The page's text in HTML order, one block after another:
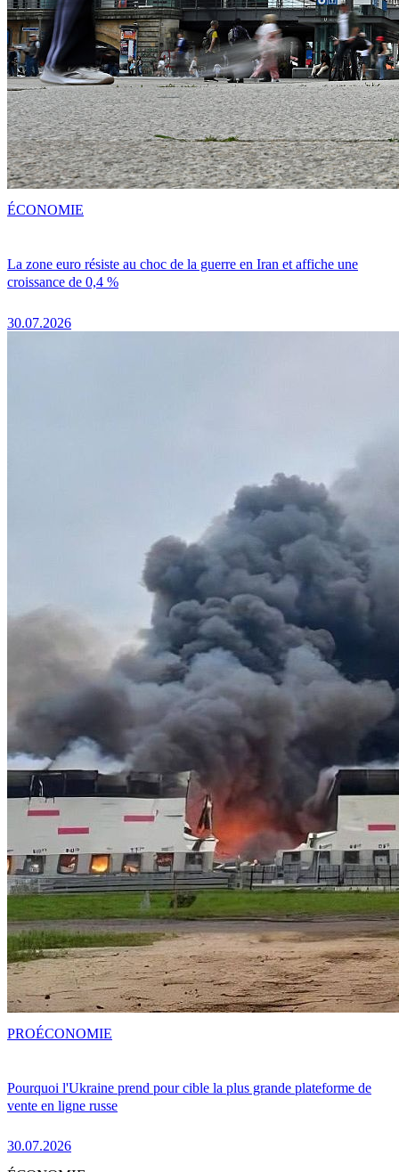
La zone euro résiste au choc de la guerre en Iran et affiche une
croissance de 0,4 %
30.07.2026
ÉCONOMIE
Pourquoi l'Ukraine prend pour cible la plus grande plateforme de
vente en ligne russe
30.07.2026
PROÉCONOMIE